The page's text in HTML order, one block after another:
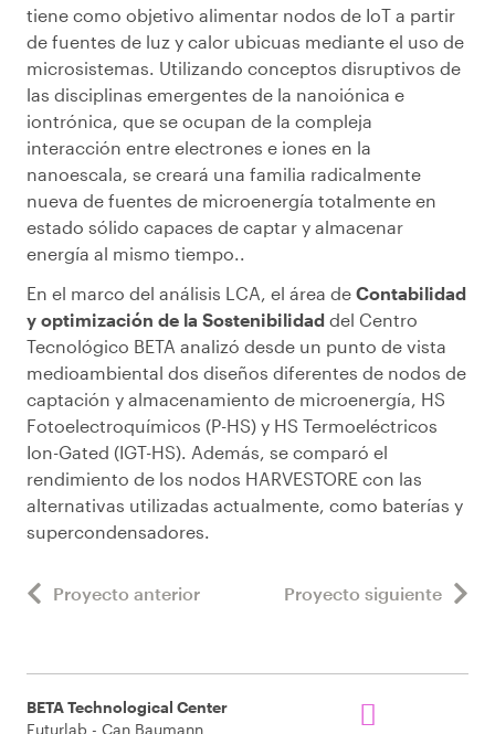
tiene como objetivo alimentar nodos de IoT a partir
de fuentes de luz y calor ubicuas mediante el uso de
microsistemas. Utilizando conceptos disruptivos de
las disciplinas emergentes de la nanoiónica e
iontrónica, que se ocupan de la compleja
interacción entre electrones e iones en la
nanoescala, se creará una familia radicalmente
nueva de fuentes de microenergía totalmente en
estado sólido capaces de captar y almacenar
energía al mismo tiempo..
En el marco del análisis LCA, el área de Contabilidad
y optimización de la Sostenibilidad del Centro
Tecnológico BETA analizó desde un punto de vista
medioambiental dos diseños diferentes de nodos de
captación y almacenamiento de microenergía, HS
Fotoelectroquímicos (P-HS) y HS Termoeléctricos
Ion-Gated (IGT-HS). Además, se comparó el
rendimiento de los nodos HARVESTORE con las
alternativas utilizadas actualmente, como baterías y
supercondensadores.
Proyecto anterior Proyecto siguiente
BETA Technological Center
Futurlab - Can Baumann